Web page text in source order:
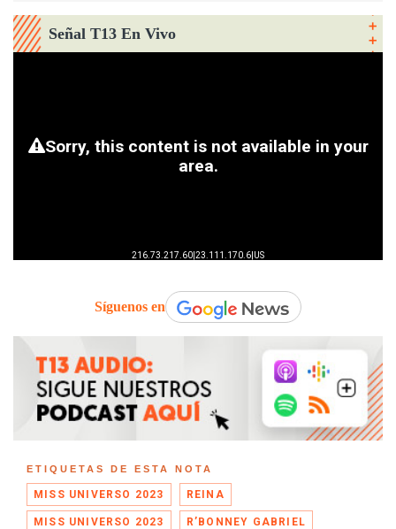
Señal T13 En Vivo
Síguenos en
ETIQUETAS DE ESTA NOTA
MISS UNIVERSO 2023 REINA
MISS UNIVERSO 2023 R’BONNEY GABRIEL